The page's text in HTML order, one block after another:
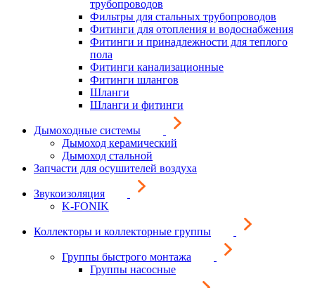
трубопроводов
Фильтры для стальных трубопроводов
Фитинги для отопления и водоснабжения
Фитинги и принадлежности для теплого
пола
Фитинги канализационные
Фитинги шлангов
Шланги
Шланги и фитинги
Дымоходные системы
Дымоход керамический
Дымоход стальной
Запчасти для осушителей воздуха
Звукоизоляция
K-FONIK
Коллекторы и коллекторные группы
Группы быстрого монтажа
Группы насосные